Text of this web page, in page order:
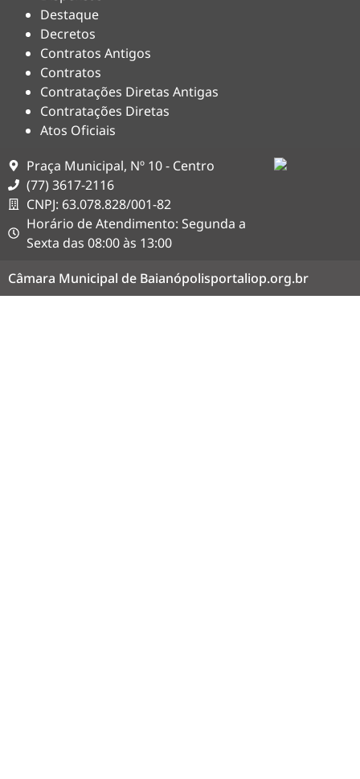
Destaque
Decretos
Contratos Antigos
Contratos
Contratações Diretas Antigas
Contratações Diretas
Atos Oficiais
Praça Municipal, Nº 10 - Centro
(77) 3617-2116
CNPJ: 63.078.828/001-82
Horário de Atendimento: Segunda a
Sexta das 08:00 às 13:00
Câmara Municipal de Baianópolisportaliop.org.br